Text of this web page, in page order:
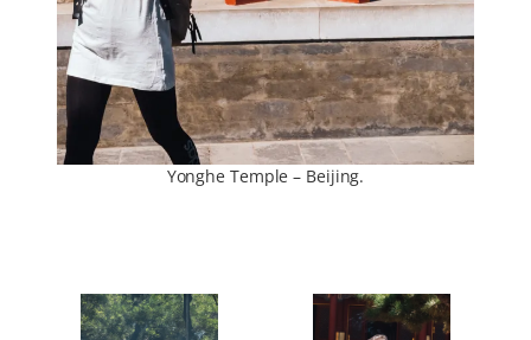
Yonghe Temple – Beijing.